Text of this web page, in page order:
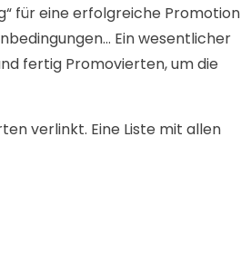
für eine erfolgreiche Promotion
Ein wesentlicher
fertig Promovierten, um die
verlinkt. Eine Liste mit allen